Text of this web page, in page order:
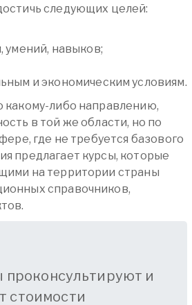
следующих целей:
умений, навыков;
и экономическим условиям.
какому-либо направлению,
в той же области, но по
где не требуется базового
предлагает курсы, которые
на территории страны
справочников,
и
стоимости